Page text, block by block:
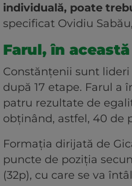
individuală, poate
specificat Ovidiu
Farul, în
Constănțenii sunt
după 17 etape. Farul a
patru rezultate de
obținând, astfel, 40 de
Formația dirijată de
puncte de poziția
(32p), cu care se va